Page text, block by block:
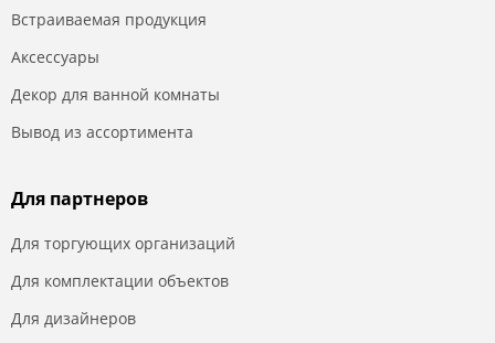
Встраиваемая продукция
Аксессуары
Декор для ванной комнаты
Вывод из ассортимента
Для партнеров
Для торгующих организаций
Для комплектации объектов
Для дизайнеров